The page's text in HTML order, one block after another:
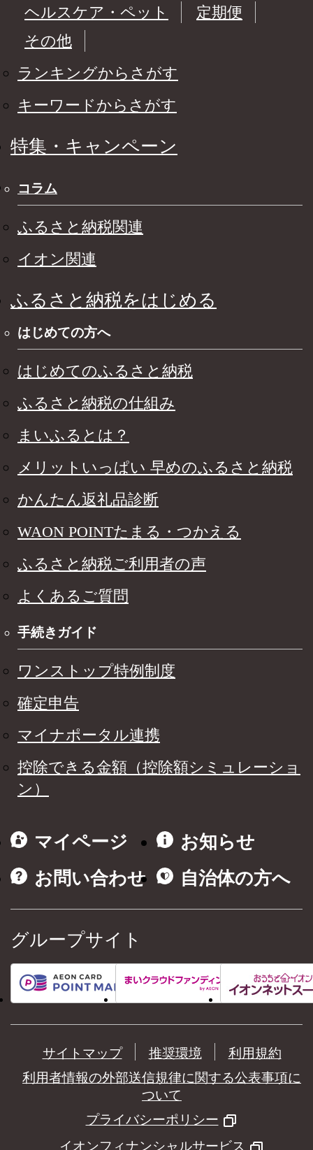
ヘルスケア・ペット
定期便
その他
ランキングからさがす
キーワードからさがす
特集・キャンペーン
コラム
ふるさと納税関連
イオン関連
ふるさと納税をはじめる
はじめての方へ
はじめてのふるさと納税
ふるさと納税の仕組み
まいふるとは？
メリットいっぱい 早めのふるさと納税
かんたん返礼品診断
WAON POINTたまる・つかえる
ふるさと納税ご利用者の声
よくあるご質問
手続きガイド
ワンストップ特例制度
確定申告
マイナポータル連携
控除できる金額（控除額シミュレーショ
ン）
マイページ
お知らせ
お問い合わせ
自治体の方へ
グループサイト
サイトマップ 推奨環境
利用規約
利用者情報の外部送信規律に関する公表事項に
ついて
プライバシーポリシー
イオンフィナンシャルサービス